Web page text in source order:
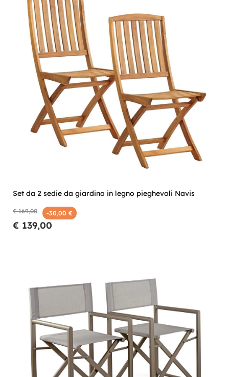
Set da 2 sedie da giardino in legno pieghevoli Navis
€ 169,00 -30,00 €
€ 139,00